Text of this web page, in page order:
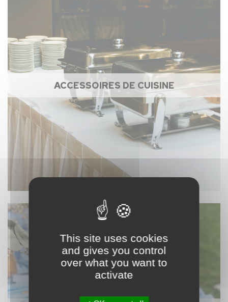
ACCESSOIRES DE CUISINE
This site uses cookies
and gives you control
over what you want to
activate